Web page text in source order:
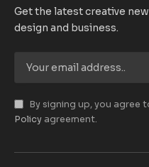
Get the latest creative
design and business.
By signing up, you agree
Policy agreement.